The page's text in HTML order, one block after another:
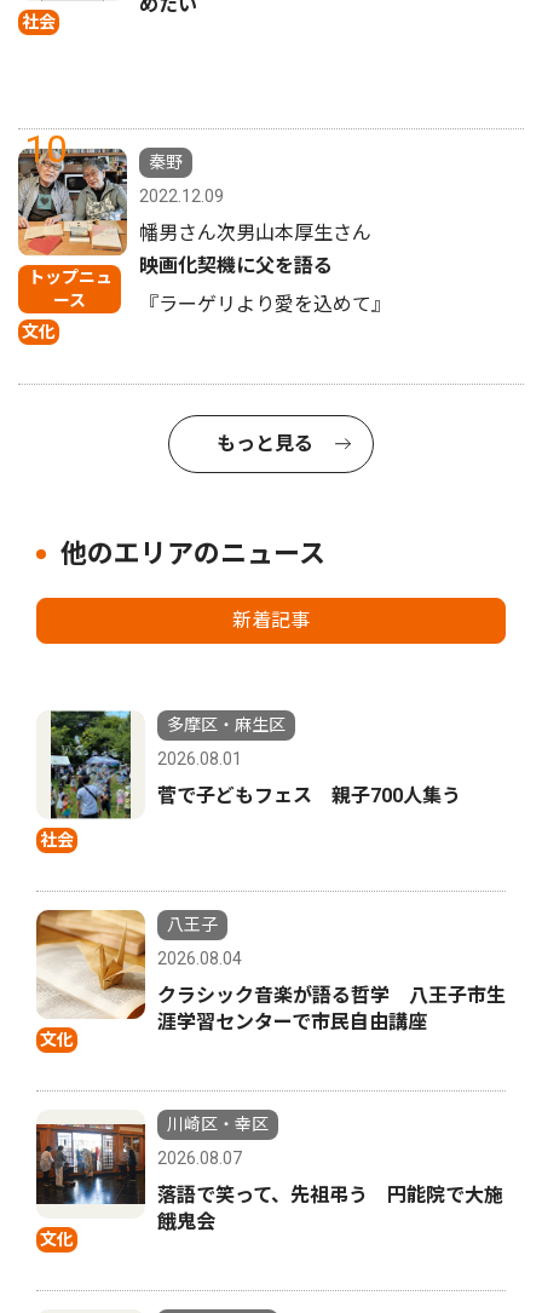
社会
10
トップニュ
ース
文化
秦野
2022.12.09
幡男さん次男山本厚生さん
映画化契機に父を語る
『ラーゲリより愛を込めて』
もっと見る
他のエリアのニュース
新着記事
社会
多摩区・麻生区
2026.08.01
菅で子どもフェス 親子700人集う
文化
八王子
2026.08.04
クラシック音楽が語る哲学 八王子市生
涯学習センターで市民自由講座
文化
川崎区・幸区
2026.08.07
落語で笑って、先祖弔う 円能院で大施
餓鬼会